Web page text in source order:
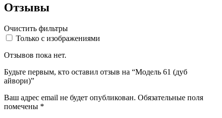
Отзывы
Очистить фильтры
Только с изображениями
Отзывов пока нет.
Будьте первым, кто оставил отзыв на “Модель 61 (дуб
айвори)”
Ваш адрес email не будет опубликован. Обязательные поля
помечены *